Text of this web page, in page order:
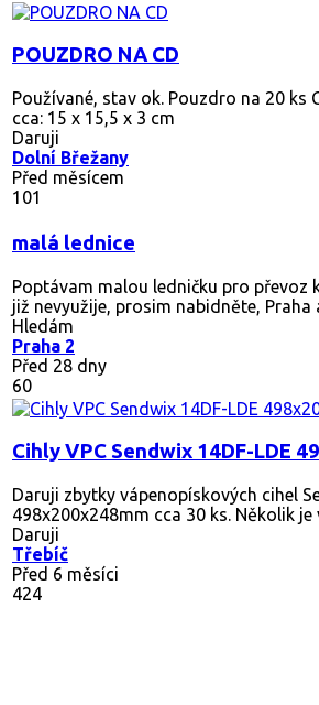
POUZDRO NA CD
Používané, stav ok. Pouzdro na 20 ks
cca: 15 x 15,5 x 3 cm
Daruji
Dolní Břežany
Před měsícem
101
malá lednice
Poptávam malou ledničku pro převoz
již nevyužije, prosim nabidněte, Praha
Hledám
Praha 2
Před 28 dny
60
Cihly VPC Sendwix 14DF-LDE
Daruji zbytky vápenopískových cihel
498x200x248mm cca 30 ks. Několik je
Daruji
Třebíč
Před 6 měsíci
424